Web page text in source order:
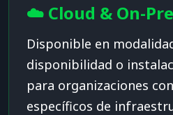
☁️ Cloud & On-
Disponible en
disponibilidad o
para organizaciones
específicos de